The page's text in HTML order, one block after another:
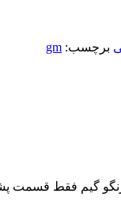
برچسب: gm
گیم فقط قسمت